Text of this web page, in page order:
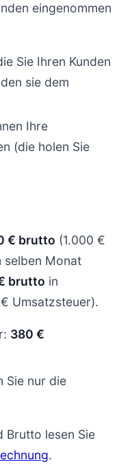
eingenommen
Sie Ihren Kunden
sie dem
Ihre
(die holen Sie
€ brutto (1.000 €
selben Monat
brutto in
Umsatzsteuer).
380 €
Sie nur die
Brutto lesen Sie
.